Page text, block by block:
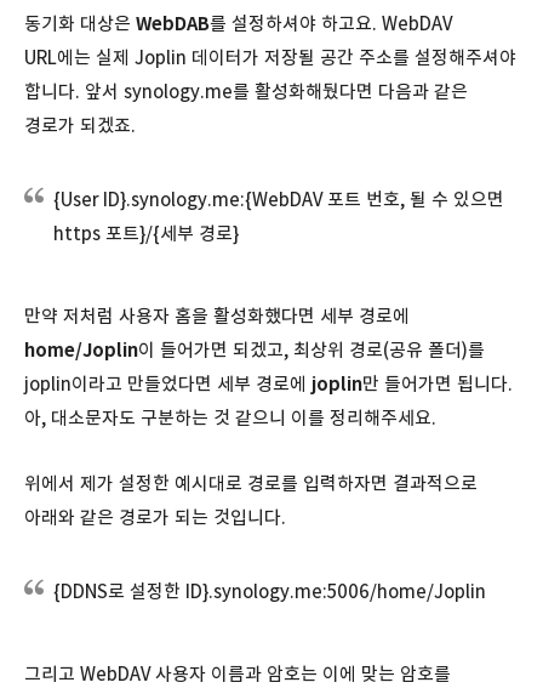
동기화 대상은 WebDAB를 설정하셔야 하고요. WebDAV
URL에는 실제 Joplin 데이터가 저장될 공간 주소를 설정해주셔야
합니다. 앞서 synology.me를 활성화해뒀다면 다음과 같은
경로가 되겠죠.
{User ID}.synology.me:{WebDAV 포트 번호, 될 수 있으면
https 포트}/{세부 경로}
만약 저처럼 사용자 홈을 활성화했다면 세부 경로에
home/Joplin이 들어가면 되겠고, 최상위 경로(공유 폴더)를
joplin이라고 만들었다면 세부 경로에 joplin만 들어가면 됩니다.
아, 대소문자도 구분하는 것 같으니 이를 정리해주세요.
위에서 제가 설정한 예시대로 경로를 입력하자면 결과적으로
아래와 같은 경로가 되는 것입니다.
{DDNS로 설정한 ID}.synology.me:5006/home/Joplin
그리고 WebDAV 사용자 이름과 암호는 이에 맞는 암호를